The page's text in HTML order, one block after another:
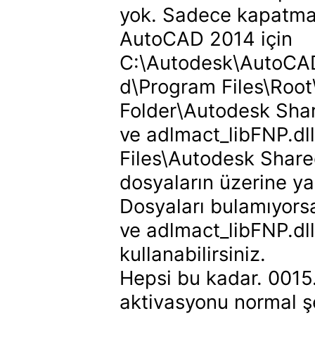
yok. Sadece
AutoCAD 2014 için
d\Program
Folder\Autodesk
ve
Files\Autodesk
dosyaların üzerine
Dosyaları
ve
kullanabilirsiniz.
Hepsi bu kadar.
aktivasyonu normal